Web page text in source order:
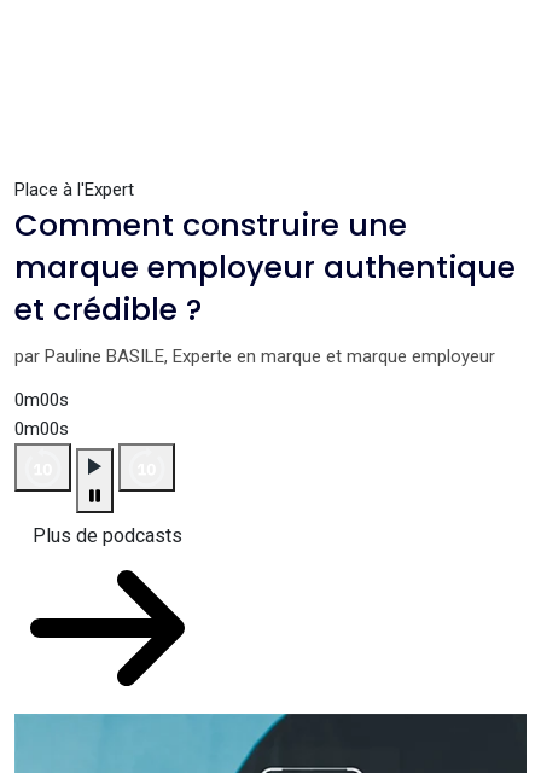
Place à l'Expert
Comment construire une
marque employeur authentique
et crédible ?
par Pauline BASILE, Experte en marque et marque employeur
0m00s
0m00s
Plus de podcasts